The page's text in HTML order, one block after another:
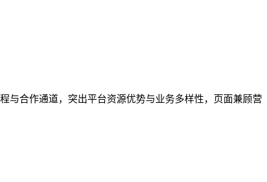
与合作通道，突出平台资源优势与业务多样性，页面兼顾营